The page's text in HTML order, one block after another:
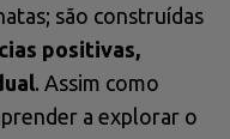
são construídas
positivas,
. Assim como
a explorar o